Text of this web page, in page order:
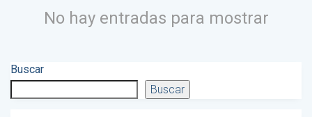
No hay entradas para mostrar
Buscar
Buscar